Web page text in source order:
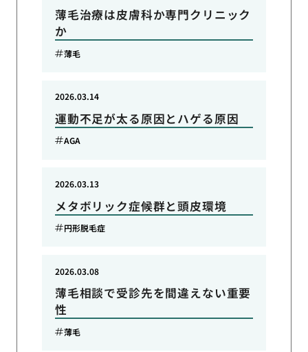
薄毛治療は皮膚科か専門クリニック
か
薄毛
運動不足が太る原因とハゲる原因
2026.03.14
AGA
メタボリック症候群と頭皮環境
2026.03.13
円形脱毛症
薄毛相談で受診先を間違えない重要
性
2026.03.08
薄毛